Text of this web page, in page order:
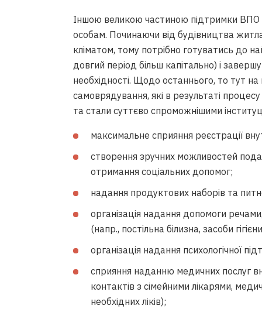
Іншою великою частиною підтримки
особам. Починаючи від будівництва
кліматом, тому потрібно готуватись до
довгий період більш капітально) і
необхідності. Щодо останнього, то тут
самоврядування, які в результаті
та стали суттєво спроможнішими
максимальне сприяння реєстрації
створення зручних можливостей
отримання соціальних допомог;
надання продуктових наборів та
організація надання допомоги
(напр., постільна білизна, засоби
організація надання психологічної
сприяння наданню медичних послуг
контактів з сімейними лікарями,
необхідних ліків);